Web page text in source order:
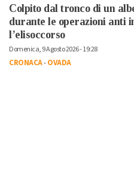
Colpito dal tronco di un
durante le operazioni anti
l’elisoccorso
Domenica, 9 Agosto 2026 - 19:28
CRONACA-OVADA